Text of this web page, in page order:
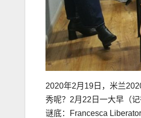
2020年2月19日，米兰
秀呢？2月22日一大早（
谜底：Francesca